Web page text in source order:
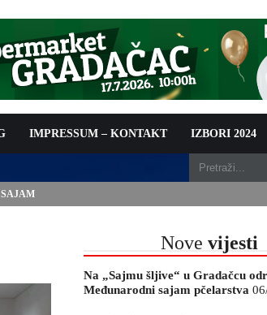
IMPRESSUM – KONTAKT IZBORI 2024
Nove vijesti
Na „Sajmu šljive“ u Gradačcu
Međunarodni sajam pčelarstva